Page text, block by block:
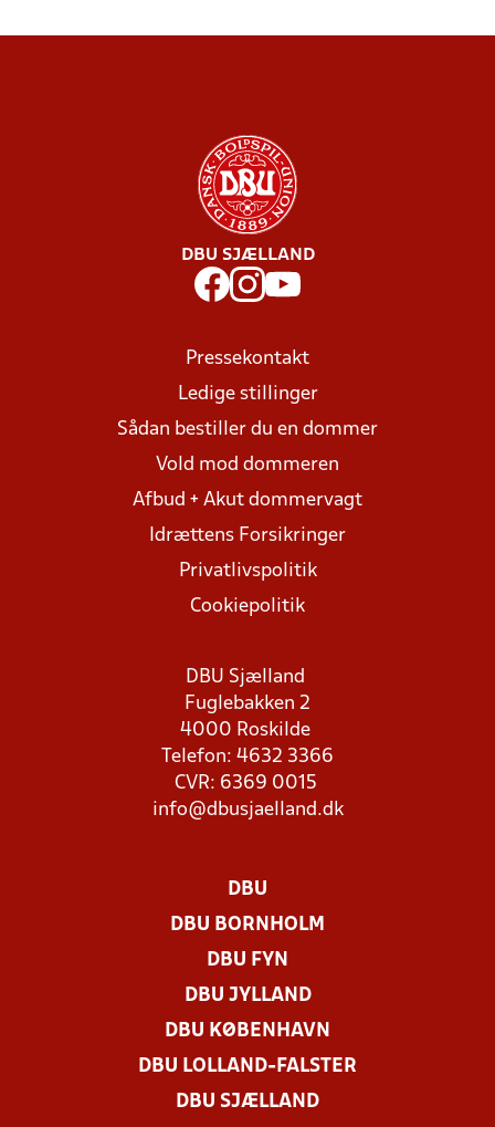
DBU SJÆLLAND
Pressekontakt
Ledige stillinger
Sådan bestiller du en dommer
Vold mod dommeren
Afbud + Akut dommervagt
Idrættens Forsikringer
Privatlivspolitik
Cookiepolitik
DBU Sjælland
Fuglebakken 2
4000 Roskilde
Telefon: 4632 3366
CVR: 6369 0015
info@dbusjaelland.dk
DBU
DBU BORNHOLM
DBU FYN
DBU JYLLAND
DBU KØBENHAVN
DBU LOLLAND-FALSTER
DBU SJÆLLAND